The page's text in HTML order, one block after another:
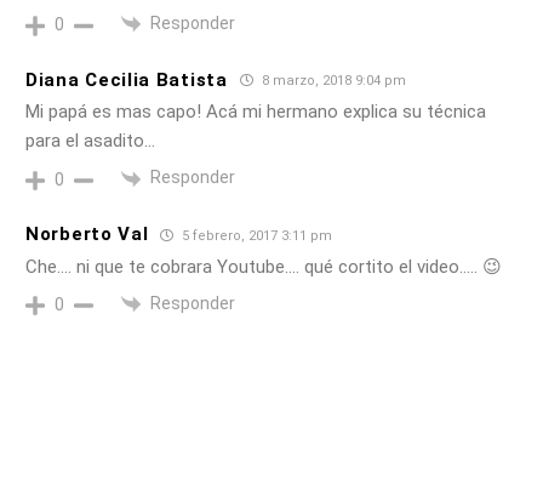
0 Responder
Diana Cecilia Batista 8 marzo, 2018 9:04 pm
Mi papá es mas capo! Acá mi hermano explica su técnica
para el asadito…
0 Responder
Norberto Val 5 febrero, 2017 3:11 pm
Che…. ni que te cobrara Youtube…. qué cortito el video….. 😉
0 Responder